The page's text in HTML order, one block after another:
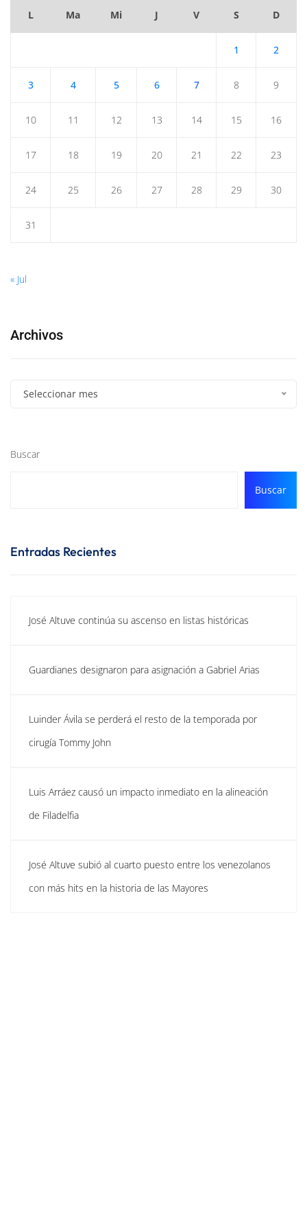
L Ma Mi J V S D
1 2
3 4 5 6 7 8 9
10 11 12 13 14 15 16
17 18 19 20 21 22 23
24 25 26 27 28 29 30
31
« Jul
Archivos
Seleccionar mes
Buscar
Buscar
Entradas Recientes
José Altuve continúa su ascenso en listas históricas
Guardianes designaron para asignación a Gabriel Arias
Luinder Ávila se perderá el resto de la temporada por
cirugía Tommy John
Luis Arráez causó un impacto inmediato en la alineación
de Filadelfia
José Altuve subió al cuarto puesto entre los venezolanos
con más hits en la historia de las Mayores